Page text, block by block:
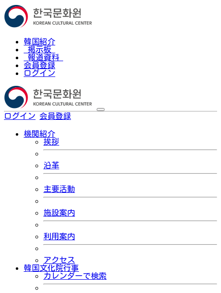
韓国紹介
掲示板
報道資料
会員登録
ログイン
ログイン 会員登録
機関紹介
挨拶
沿革
主要活動
施設案内
利用案内
アクセス
韓国文化院行事
カレンダーで検索